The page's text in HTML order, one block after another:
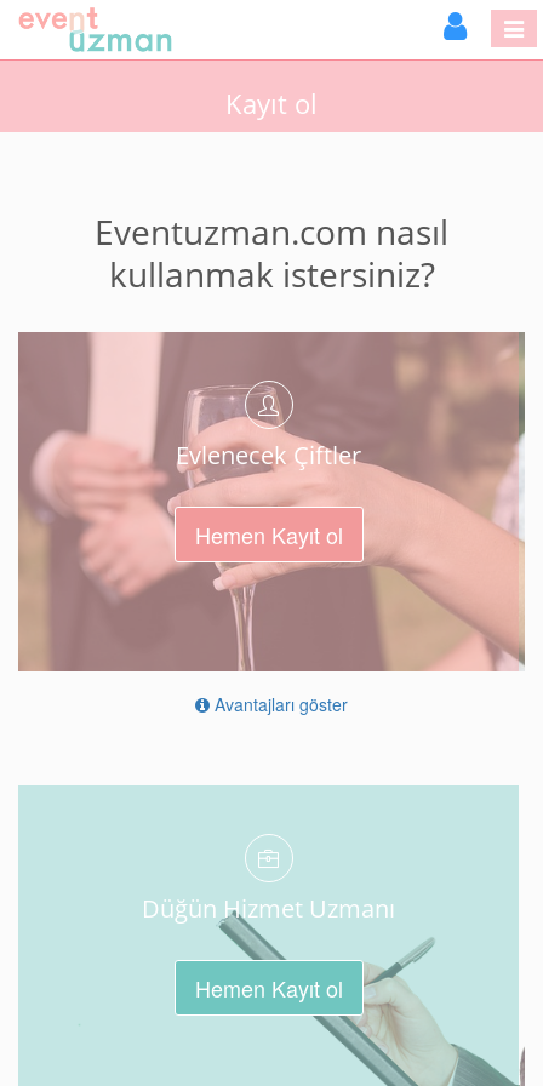
Kayıt ol
Eventuzman.com nasıl
kullanmak istersiniz?
Evlenecek Çiftler
Hemen Kayıt ol
Avantajları göster
Düğün Hizmet Uzmanı
Hemen Kayıt ol